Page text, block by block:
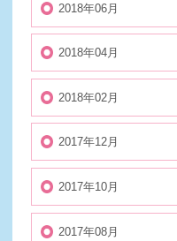
2018年06月
2018年04月
2018年02月
2017年12月
2017年10月
2017年08月